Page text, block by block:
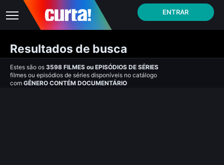
ENTRAR
Resultados de busca
Estes são os 3598 FILMES ou EPISÓDIOS DE SÉRIES
filmes ou episódios de séries disponíveis no catálogo
com GÊNERO CONTÉM DOCUMENTÁRIO